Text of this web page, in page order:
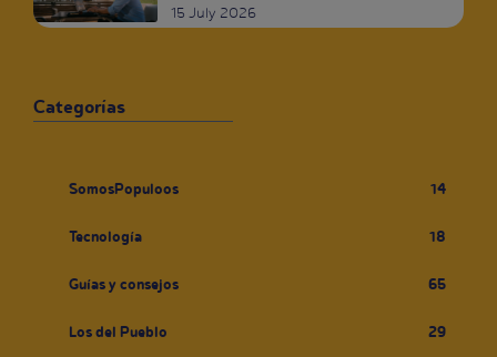
15 July 2026
Categorías
SomosPopuloos 14
Tecnología 18
Guías y consejos 65
Los del Pueblo 29